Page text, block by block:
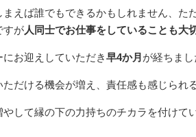
えば誰でもできるかもしれません、
すが人同士でお仕事をしていることも大
お迎えしていただき早4か月 が経ちまし
だける機会が増え、責任感も感じられ
して縁の下の力持ちのチカラを付けて